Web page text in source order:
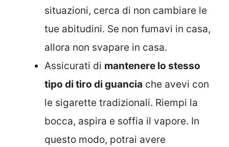
situazioni, cerca di non cambiare le
tue abitudini. Se non fumavi in casa,
allora non svapare in casa.
Assicurati di mantenere lo stesso
tipo di tiro di guancia che avevi con
le sigarette tradizionali. Riempi la
bocca, aspira e soffia il vapore. In
questo modo, potrai avere